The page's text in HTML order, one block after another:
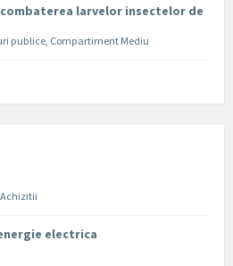
larvelor insectelor de
publice, Compartiment Mediu
electrica